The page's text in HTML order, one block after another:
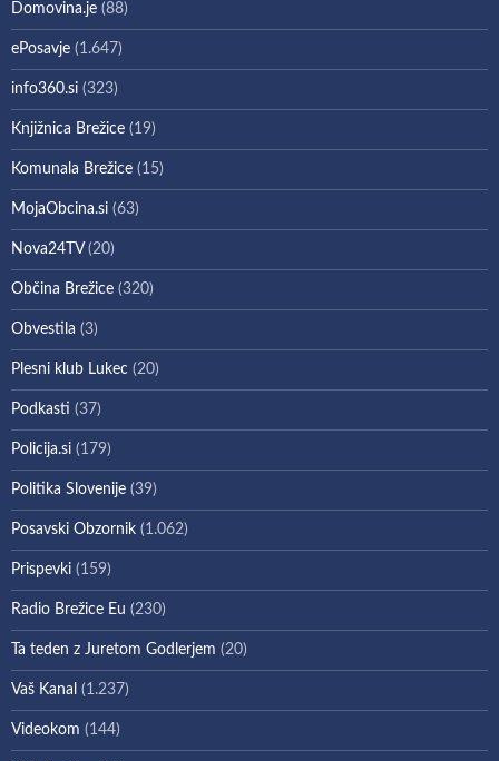
Domovina.je (88)
ePosavje (1.647)
info360.si (323)
Knjižnica Brežice (19)
Komunala Brežice (15)
MojaObcina.si (63)
Nova24TV(20)
Občina Brežice (320)
Obvestila (3)
Plesni klub Lukec (20)
Podkasti (37)
Policija.si (179)
Politika Slovenije (39)
Posavski Obzornik (1.062)
Prispevki (159)
Radio Brežice Eu (230)
Ta teden z Juretom Godlerjem (20)
Vaš Kanal (1.237)
Videokom (144)